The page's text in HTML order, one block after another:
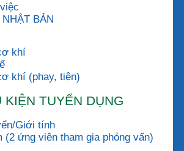
BẢN
khí
khí (phay, tiện)
KIỆN TUYỂN DỤNG
Giới tính
(2 ứng viên tham gia phỏng vấn)